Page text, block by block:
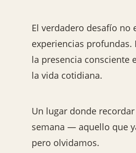
El verdadero desafío no
experiencias profundas.
la presencia consciente
la vida cotidiana.
Un lugar donde
semana — aquello que
pero olvidamos.